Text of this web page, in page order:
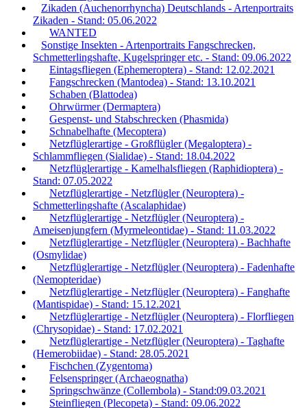
Zikaden (Auchenorrhyncha) Deutschlands - Artenportraits
Zikaden - Stand: 05.06.2022
WANTED
Sonstige Insekten - Artenportraits Fangschrecken,
Schmetterlingshafte, Kugelspringer etc. - Stand: 09.06.2022
Eintagsfliegen (Ephemeroptera) - Stand: 12.02.2021
Fangschrecken (Mantodea) - Stand: 13.10.2021
Schaben (Blattodea)
Ohrwürmer (Dermaptera)
Gespenst- und Stabschrecken (Phasmida)
Schnabelhafte (Mecoptera)
Netzflüglerartige - Großflügler (Megaloptera) -
Schlammfliegen (Sialidae) - Stand: 18.04.2022
Netzflüglerartige - Kamelhalsfliegen (Raphidioptera) -
Stand: 07.05.2022
Netzflüglerartige - Netzflügler (Neuroptera) -
Schmetterlingshafte (Ascalaphidae)
Netzflüglerartige - Netzflügler (Neuroptera) -
Ameisenjungfern (Myrmeleontidae) - Stand: 11.03.2022
Netzflüglerartige - Netzflügler (Neuroptera) - Bachhafte
(Osmylidae)
Netzflüglerartige - Netzflügler (Neuroptera) - Fadenhafte
(Nemopteridae)
Netzflüglerartige - Netzflügler (Neuroptera) - Fanghafte
(Mantispidae) - Stand: 15.12.2021
Netzflüglerartige - Netzflügler (Neuroptera) - Florfliegen
(Chrysopidae) - Stand: 17.02.2021
Netzflüglerartige - Netzflügler (Neuroptera) - Taghafte
(Hemerobiidae) - Stand: 28.05.2021
Fischchen (Zygentoma)
Felsenspringer (Archaeognatha)
Springschwänze (Collembola) - Stand:09.03.2021
Steinfliegen (Plecopeta) - Stand: 09.06.2022